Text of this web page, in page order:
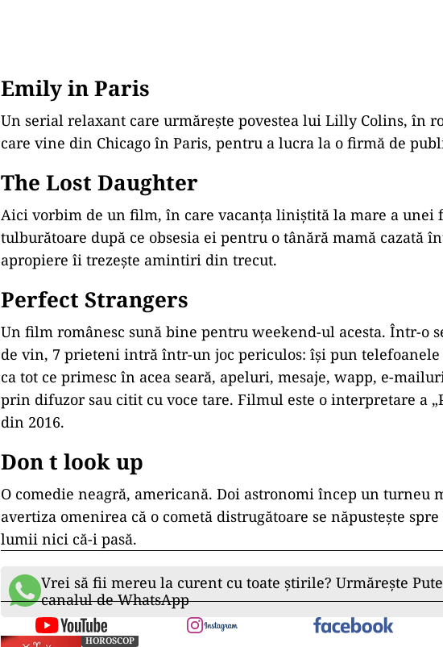
Emily in Paris
Un serial relaxant care urmărește povestea lui Lilly Colins, în
care vine din Chicago în Paris, pentru a lucra la o firmă de
The Lost Daughter
Aici vorbim de un film, în care vacanța liniștită la mare a unei
tulburătoare după ce obsesia ei pentru o tânără mamă cazată
apropiere îi trezește amintiri din trecut.
Perfect Strangers
Un film românesc sună bine pentru weekend-ul acesta. Într-o
de vin, 7 prieteni intră într-un joc periculos: își pun telefoanele
ca tot ce primesc în acea seară, apeluri, mesaje, wapp, e-
prin difuzor sau citit cu voce tare. Filmul este o interpretare a
din 2016.
Don t look up
O comedie neagră, americană. Doi astronomi încep un turneu
avertiza omenirea că o cometă distrugătoare se năpustește
lumii nici că-i pasă.
Vrei să fii mereu la curent cu toate știrile? Urmărește
canalul de WhatsApp
HOROSCOP